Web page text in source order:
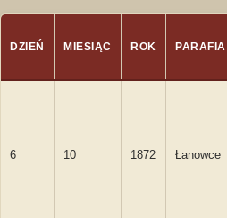
DZIEŃ MIESIĄC ROK PARAFIA
6 10 1872 Łanowce